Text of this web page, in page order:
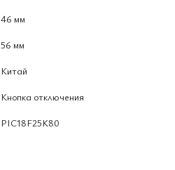
46 мм
56 мм
Китай
Кнопка отключения
PIC18F25K80